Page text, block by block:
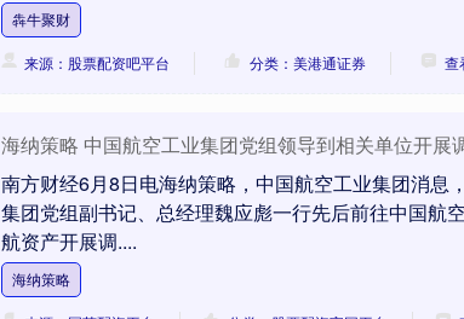
犇牛聚财
来源：股票配资吧平台 分类：美港通证券 查
海纳策略 中国航空工业集团党组领导到相关单位开展
南方财经6月8日电海纳策略，中国航空工业集团消
集团党组副书记、总经理魏应彪一行先后前往中国航
航资产开展调....
海纳策略